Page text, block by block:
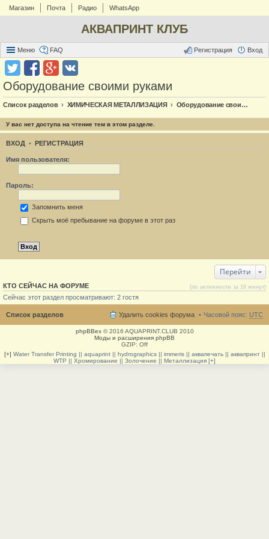
Магазин Почта Радио WhatsApp
АКВАПРИНТ КЛУБ
Меню FAQ Вход
Регистрация
Оборудование своими руками
Список разделов ХИМИЧЕСКАЯ МЕТАЛЛИЗАЦИЯ Оборудование своими руками
У вас нет доступа на чтение тем в этом разделе.
ВХОД • РЕГИСТРАЦИЯ
Имя пользователя:
Пароль:
Запомнить меня
Скрыть моё пребывание на форуме в этот раз
Перейти
КТО СЕЙЧАС НА ФОРУМЕ (по активности за 10 минут)
Сейчас этот раздел просматривают: 2 гостя
Список разделов Часовой пояс: UTC
Удалить cookies форума
phpBBex© 2016 AQUAPRINT.CLUB 2010
Моды и расширения phpBB
GZIP: Off
[+] Water Transfer Printing || aquaprint || hydrographics || immeris || аквапечать || аквапринт ||
WTP || Хромирование || Золочение || Металлизация [+]